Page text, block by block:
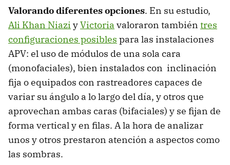
Valorando diferentes opciones. En su estudio,
Ali Khan Niazi yVictoria valoraron también tres
configuraciones posibles para las instalaciones
APV: el uso de módulos de una sola cara
(monofaciales), bien instalados con inclinación
fija o equipados con rastreadores capaces de
variar su ángulo a lo largo del día, y otros que
aprovechan ambas caras (bifaciales) y se fijan de
forma vertical y en filas. A la hora de analizar
unos y otros prestaron atención a aspectos como
las sombras.